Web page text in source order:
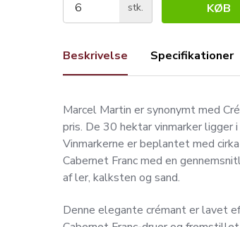
stk. KØB
Beskrivelse Specifikationer
Marcel Martin er synonymt med
pris. De 30 hektar vinmarker ligger
Vinmarkerne er beplantet med
Cabernet Franc med en
af ler, kalksten og sand.
Denne elegante crémant er lavet